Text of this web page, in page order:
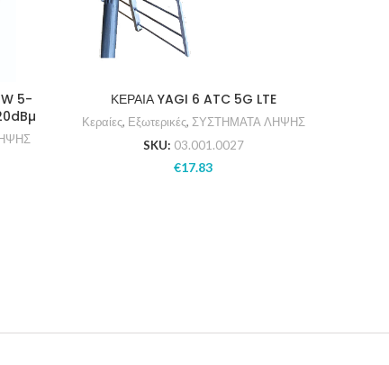
5-
ΚΕΡΑΙΑ YAGI 6 ATC 5G LTE
Κεραίες, Εξωτερικές, ΣΥΣΤΗΜΑΤΑ ΛΗΨΗΣ
SKU: 03.001.0027
€17.83